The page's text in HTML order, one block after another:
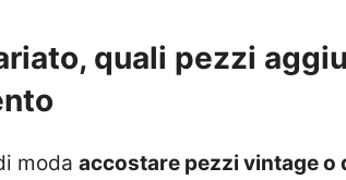
quali pezzi
moda accostare pezzi vintage o